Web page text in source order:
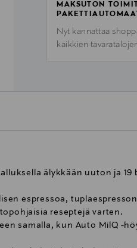
MAKSUTON
Nyt kannattaa
kaikkien
älykkään uuton ja 19
espressoa,
reseptejä varten.
samalla, kun Auto MilQ -